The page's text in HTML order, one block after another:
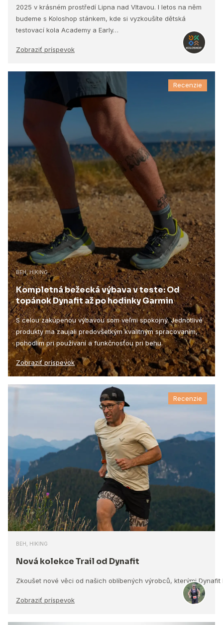
2025 v krásném prostředí Lipna nad Vltavou. I letos na něm
budeme s Koloshop stánkem, kde si vyzkoušíte dětská
testovací kola Academy a Early…
Zobraziť príspevok
Recenzie
BEH, HIKING
Kompletná bežecká výbava v teste: Od
topánok Dynafit až po hodinky Garmin
S celou zakúpenou výbavou som veľmi spokojný. Jednotlivé
produkty ma zaujali predovšetkým kvalitným spracovaním,
pohodlím pri používaní a funkčnosťou pri behu.
Zobraziť príspevok
Recenzie
BEH, HIKING
Nová kolekce Trail od Dynafit
Zkoušet nové věci od našich oblíbených výrobců, kterými
Zobraziť príspevok